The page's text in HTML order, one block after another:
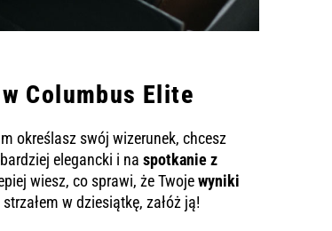
w Columbus Elite
określasz swój wizerunek, chcesz
elegancki i naspotkanie z
wiesz, co sprawi, że Twojewyniki
w dziesiątkę, załóż ją!